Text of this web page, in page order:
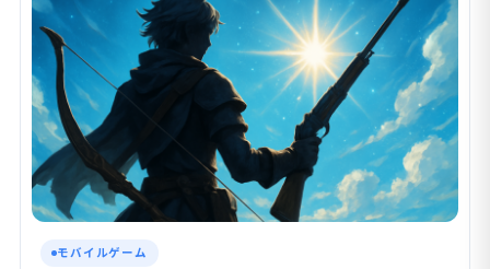
モバイルゲーム